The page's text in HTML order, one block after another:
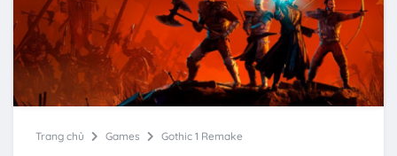
Trang chủ Games Gothic 1 Remake